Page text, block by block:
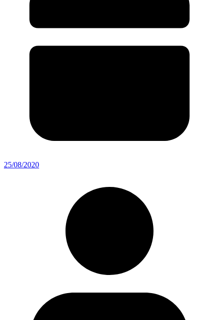
25/08/2020